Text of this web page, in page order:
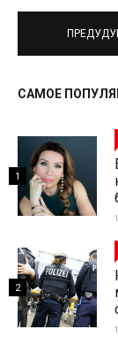
САМОЕ
1
2